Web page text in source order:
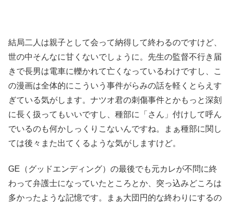
結局二人は親子として会って納得して終わるのですけど、
世の中そんなに甘くないでしょうに。先生の監督不行き届
きで長男は電車に轢かれて亡くなっているわけですし、こ
の漫画は全体的にこういう事件がらみの話を軽くとらえす
ぎている気がします。ナツオ君の刺傷事件とかもっと深刻
に長く扱ってもいいですし、種部に「さん」付けして呼ん
でいるのも何かしっくりこないんですね。まぁ種部に関し
ては後々また出てくるような気がしますけど。
GE（グッドエンディング）の最後でも元カレが不問に終
わって弁護士になっていたところとか、突っ込みどころは
多かったような記憶です。まぁ大団円的な終わりにするの